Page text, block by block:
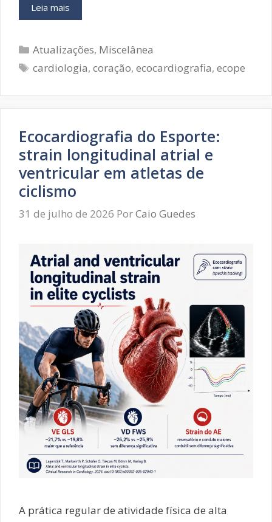
Leia mais
ASE
Prevenção
Lesões
Musculoesqueléticas
cuidado
(mais
que)
necessário
Categorias
Atualizações, Miscelânea
Tags
cardiologia,coração,ecocardiografia,ecope
Ecocardiografia do Esporte:
strain longitudinal atrial e
ventricular em atletas de
ciclismo
31 de julho de 2026 PorCaio Guedes
A prática regular de atividade física de alta